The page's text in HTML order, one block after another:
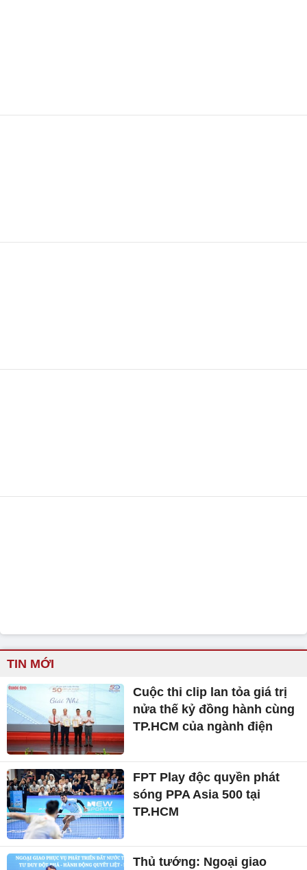
TIN MỚI
Cuộc thi clip lan tỏa giá trị
nửa thế kỷ đồng hành cùng
TP.HCM của ngành điện
FPT Play độc quyền phát
sóng PPA Asia 500 tại
TP.HCM
Thủ tướng: Ngoại giao